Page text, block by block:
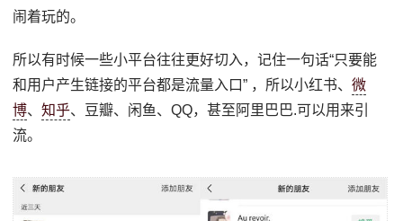
闹着玩的。
所以有时候⼀些⼩平台往往更好切⼊，记住⼀句话“只要能
和⽤户产⽣链接的平台都是流量⼊⼝” ，所以⼩红书、微
博、知乎、⾖瓣、闲⻥、QQ，甚⾄阿⾥巴巴.可以⽤来引
流。